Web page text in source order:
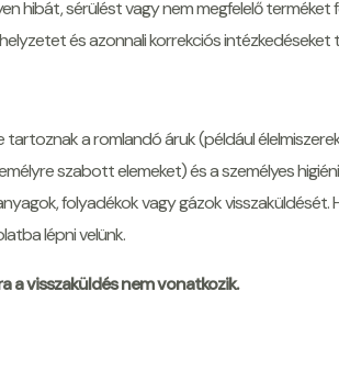
hibát, sérülést vagy nem megfelelő terméket
és azonnali korrekciós intézkedéseket
a romlandó áruk (például
szabott elemeket) és a személyes
folyadékok vagy gázok
lépni velünk.
a visszaküldés nem vonatkozik.